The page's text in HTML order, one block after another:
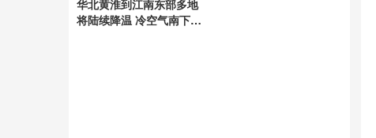
华北黄淮到江南东部多地
将陆续降温 冷空气南下缓